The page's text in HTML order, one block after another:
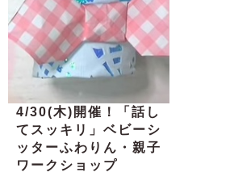
4/30(木)開催！「話し
てスッキリ」ベビーシ
ッターふわりん・親子
ワークショップ